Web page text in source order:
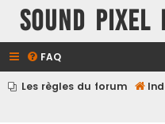
Sound Pixel
FAQ
Les règles du forum